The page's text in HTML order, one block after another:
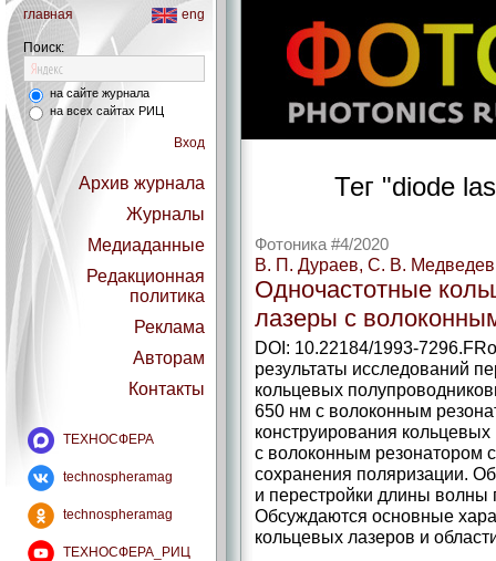
главная eng
Поиск:
на сайте журнала
на всех сайтах РИЦ
Вход
Архив журнала
Журналы
Медиаданные
Редакционная
политика
Реклама
Авторам
Контакты
ТЕХНОСФЕРА
technospheramag
technospheramag
ТЕХНОСФЕРА_РИЦ
Тег "diode
Фотоника #4/2020
В. П. Дураев, С. В.
Одночастотные
лазеры с
DOI: 10.22184/1993-
результаты исследований
кольцевых
650 нм с волоконным
конструирования
с волоконным резонатором
сохранения поляризации.
и перестройки длины волны
Обсуждаются основные
кольцевых лазеров и